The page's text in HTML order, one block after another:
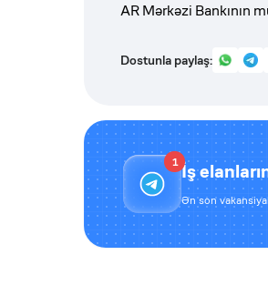
AR Mərkəzi Bankının
Dostunla paylaş:
1 İş
Ən son